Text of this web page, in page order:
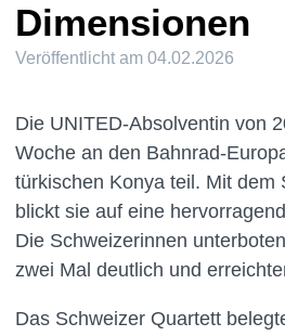
Dimensionen
Veröffentlicht am 04.02.2026
Die UNITED-Absolventin von
Woche an den Bahnrad-
türkischen Konya teil. Mit dem
blickt sie auf eine
Die Schweizerinnen
zwei Mal deutlich und
Das Schweizer Quartett